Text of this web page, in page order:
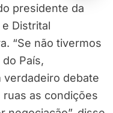
presidente da
Distrital
“Se não tivermos
País,
debate
ruas as condições